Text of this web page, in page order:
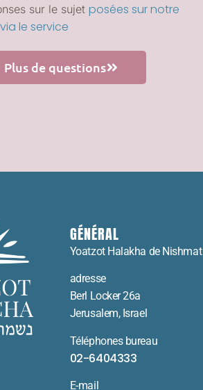
sur le sujet posées sur notre
le service
Plus de questions
GÉNÉRAL
Yoatzot Halakha de Nishmat
adresse
Berl Locker 26a
Jerusalem, Israel
Téléphones bureau
02-6404333
E-mail